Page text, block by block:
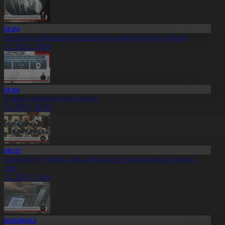
облысында шалғай ауылдарға ауызсу берілді
20:06
жыл несімен есте қалды?
20:04
суға дейін: Биыл Мәжілісте қабылданған негізгі
20:03